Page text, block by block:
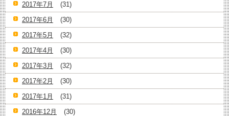
2017年7月
(31)
2017年6月
(30)
2017年5月
(32)
2017年4月
(30)
2017年3月
(32)
2017年2月
(30)
2017年1月
(31)
2016年12月
(30)